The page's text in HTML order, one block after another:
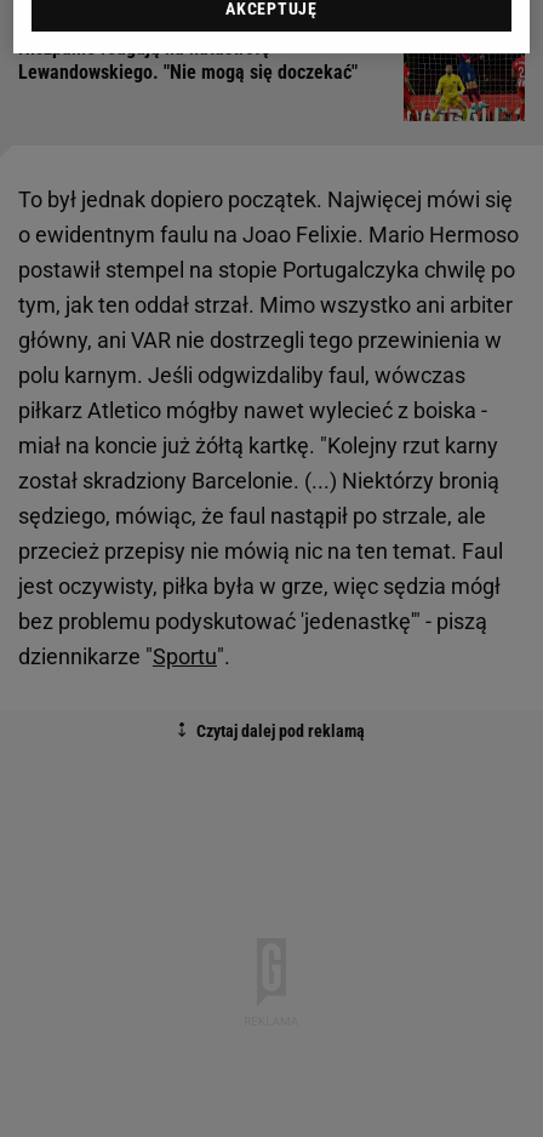
Hiszpanie reagują na katastrofę
Lewandowskiego. "Nie mogą się doczekać"
To był jednak dopiero początek. Najwięcej mówi się
o ewidentnym faulu na Joao Felixie. Mario Hermoso
postawił stempel na stopie Portugalczyka chwilę po
tym, jak ten oddał strzał. Mimo wszystko ani arbiter
główny, ani VAR nie dostrzegli tego przewinienia w
polu karnym. Jeśli odgwizdaliby faul, wówczas
piłkarz Atletico mógłby nawet wylecieć z boiska -
miał na koncie już żółtą kartkę. "Kolejny rzut karny
został skradziony Barcelonie. (...) Niektórzy bronią
sędziego, mówiąc, że faul nastąpił po strzale, ale
przecież przepisy nie mówią nic na ten temat. Faul
jest oczywisty, piłka była w grze, więc sędzia mógł
bez problemu podyskutować 'jedenastkę'" - piszą
dziennikarze "Sportu".
AKCEPTUJĘ